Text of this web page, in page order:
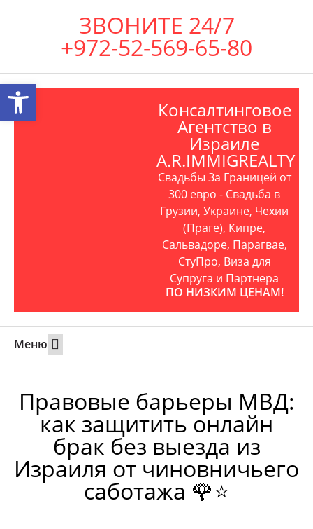
ЗВОНИТЕ 24/7
+972-52-569-65-80
Консалтинговое
Агентство в
Израиле
A.R.IMMIGREALTY
Свадьбы За Границей от
300 евро - Свадьба в
Грузии, Украине, Чехии
(Праге), Кипре,
Сальвадоре, Парагвае,
СтуПро, Виза для
Супруга и Партнера
ПО НИЗКИМ ЦЕНАМ!
Меню
Правовые барьеры МВД:
как защитить онлайн
брак без выезда из
Израиля от чиновничьего
саботажа 🌹⭐
Открыть панель инструментов